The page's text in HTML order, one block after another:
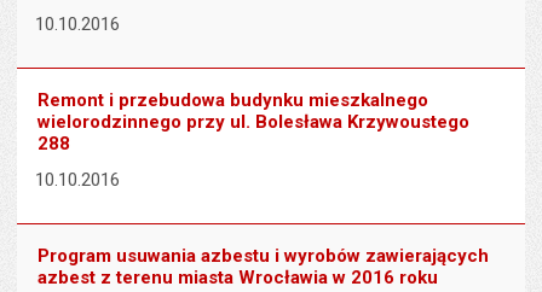
10.10.2016
Remont i przebudowa budynku mieszkalnego
wielorodzinnego przy ul. Bolesława Krzywoustego
288
10.10.2016
Program usuwania azbestu i wyrobów zawierających
azbest z terenu miasta Wrocławia w 2016 roku